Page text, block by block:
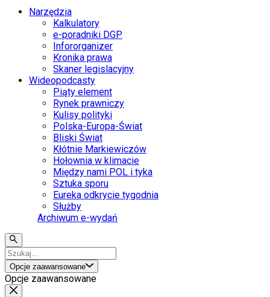
Narzędzia
Kalkulatory
e-poradniki DGP
Infororganizer
Kronika prawa
Skaner legislacyjny
Wideopodcasty
Piąty element
Rynek prawniczy
Kulisy polityki
Polska-Europa-Świat
Bliski Świat
Kłótnie Markiewiczów
Hołownia w klimacie
Między nami POL i tyka
Sztuka sporu
Eureka odkrycie tygodnia
Służby
Archiwum e-wydań
Opcje zaawansowane
Opcje zaawansowane